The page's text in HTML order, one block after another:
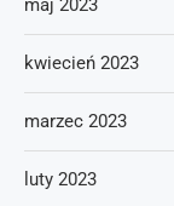
maj 2023
kwiecień 2023
marzec 2023
luty 2023